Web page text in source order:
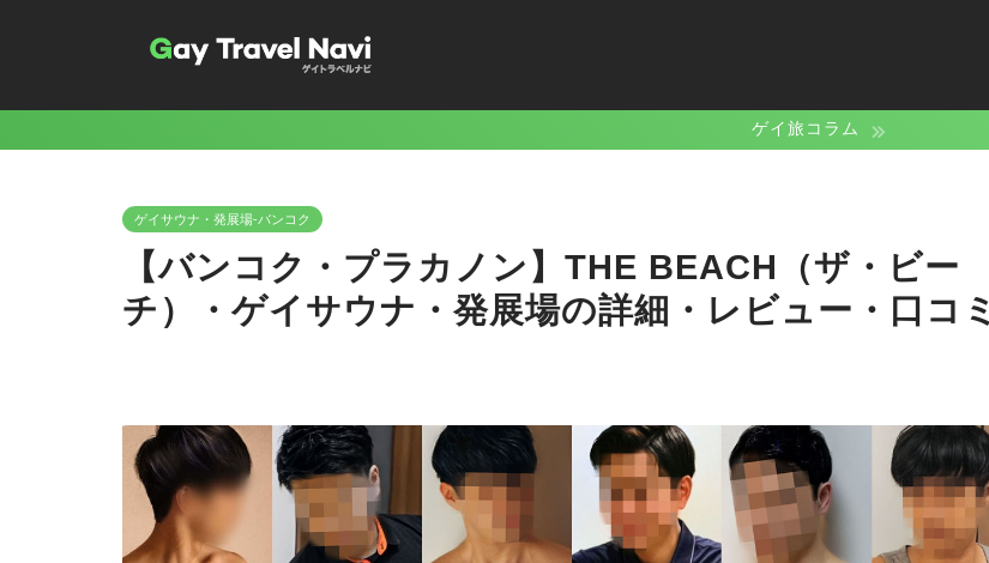
ゲイ旅コラム
ゲイサウナ・発展場-バンコク
【バンコク・プラカノン】THE BEACH（ザ・ビー
チ）・ゲイサウナ・発展場の詳細・レビュー・口コミ